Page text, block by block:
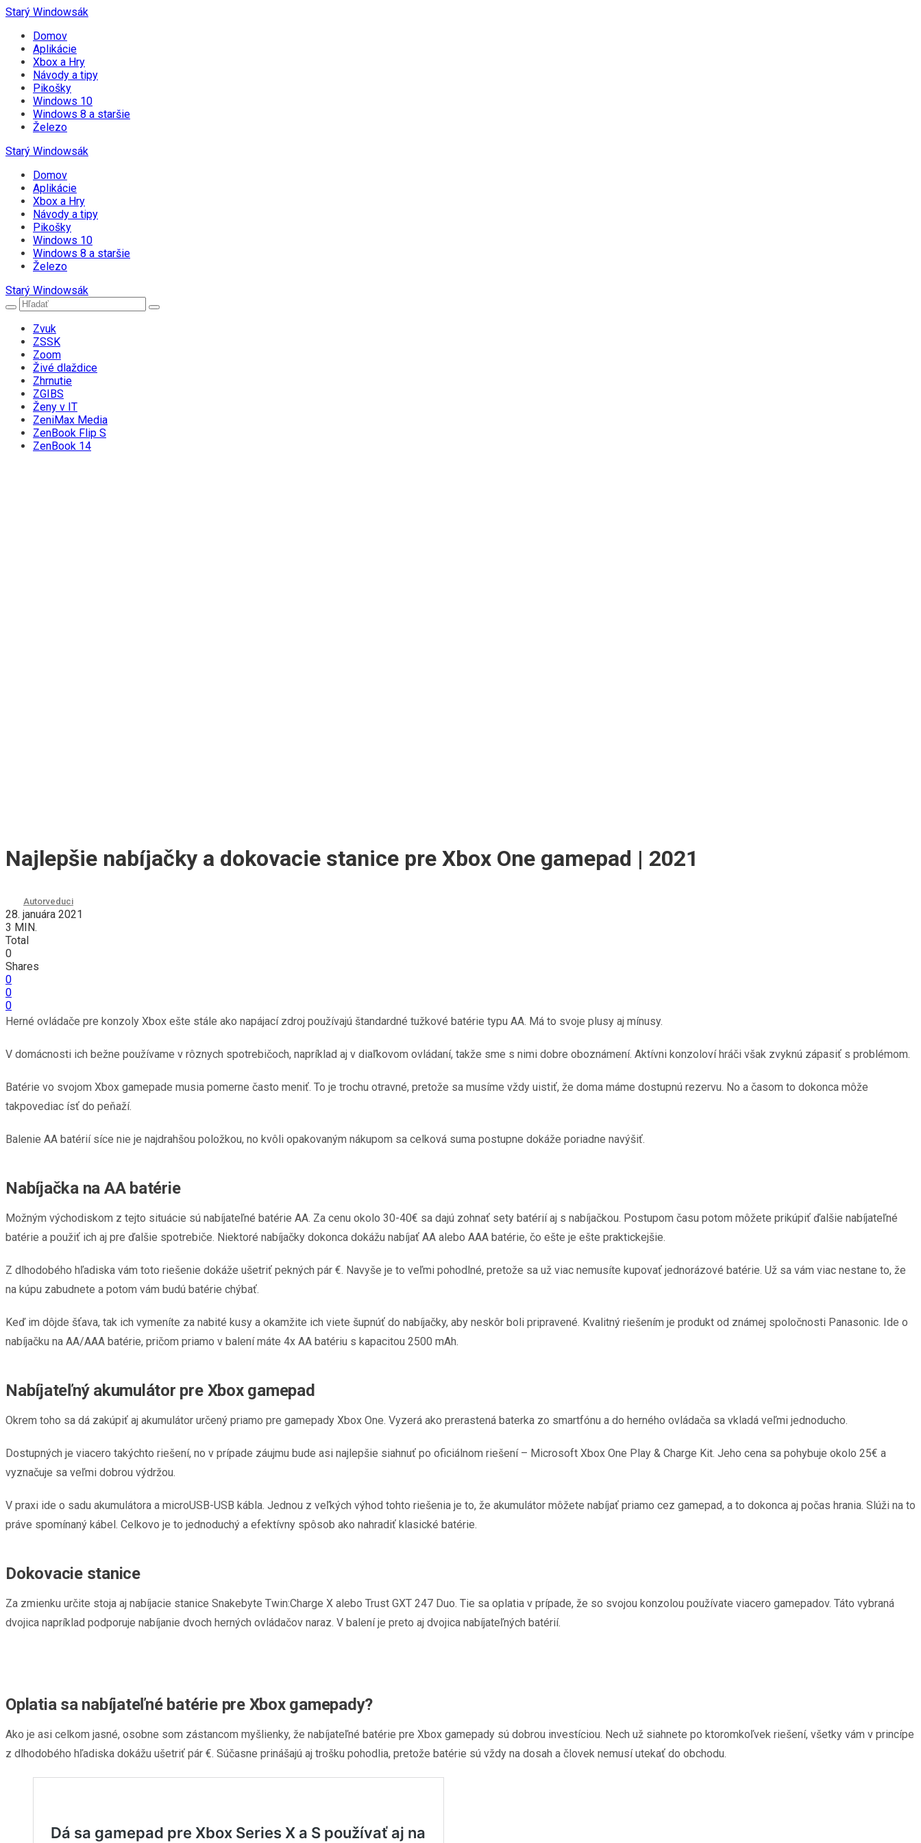
Starý Windowsák
Domov
Aplikácie
Xbox a Hry
Návody a tipy
Pikošky
Windows 10
Windows 8 a staršie
Železo
Starý Windowsák
Domov
Aplikácie
Xbox a Hry
Návody a tipy
Pikošky
Windows 10
Windows 8 a staršie
Železo
Starý Windowsák
Zvuk
ZSSK
Zoom
Živé dlaždice
Zhrnutie
ZGIBS
Ženy v IT
ZeniMax Media
ZenBook Flip S
ZenBook 14
Najlepšie nabíjačky a dokovacie stanice pre Xbox One gamepad | 2021
Autorveduci
28. januára 2021
3 MIN.
Total
0
Shares
0
0
0
Herné ovládače pre konzoly Xbox ešte stále ako napájací zdroj používajú štandardné tužkové batérie typu AA. Má to svoje plusy aj mínusy.
V domácnosti ich bežne používame v rôznych spotrebičoch, napríklad aj v diaľkovom ovládaní, takže sme s nimi dobre oboznámení. Aktívni konzoloví hráči však zvyknú zápasiť s problémom.
Batérie vo svojom Xbox gamepade musia pomerne často meniť. To je trochu otravné, pretože sa musíme vždy uistiť, že doma máme dostupnú rezervu. No a časom to dokonca môže
takpovediac ísť do peňaží.
Balenie AA batérií síce nie je najdrahšou položkou, no kvôli opakovaným nákupom sa celková suma postupne dokáže poriadne navýšiť.
Nabíjačka na AA batérie
Možným východiskom z tejto situácie sú nabíjateľné batérie AA. Za cenu okolo 30-40€ sa dajú zohnať sety batérií aj s nabíjačkou. Postupom času potom môžete prikúpiť ďalšie nabíjateľné
batérie a použiť ich aj pre ďalšie spotrebiče. Niektoré nabíjačky dokonca dokážu nabíjať AA alebo AAA batérie, čo ešte je ešte praktickejšie.
Z dlhodobého hľadiska vám toto riešenie dokáže ušetriť pekných pár €. Navyše je to veľmi pohodlné, pretože sa už viac nemusíte kupovať jednorázové batérie. Už sa vám viac nestane to, že
na kúpu zabudnete a potom vám budú batérie chýbať.
Keď im dôjde šťava, tak ich vymeníte za nabité kusy a okamžite ich viete šupnúť do nabíjačky, aby neskôr boli pripravené. Kvalitný riešením je produkt od známej spoločnosti Panasonic. Ide o
nabíjačku na AA/AAA batérie, pričom priamo v balení máte 4x AA batériu s kapacitou 2500 mAh.
Nabíjateľný akumulátor pre Xbox gamepad
Okrem toho sa dá zakúpiť aj akumulátor určený priamo pre gamepady Xbox One. Vyzerá ako prerastená baterka zo smartfónu a do herného ovládača sa vkladá veľmi jednoducho.
Dostupných je viacero takýchto riešení, no v prípade záujmu bude asi najlepšie siahnuť po oficiálnom riešení – Microsoft Xbox One Play & Charge Kit. Jeho cena sa pohybuje okolo 25€ a
vyznačuje sa veľmi dobrou výdržou.
V praxi ide o sadu akumulátora a microUSB-USB kábla. Jednou z veľkých výhod tohto riešenia je to, že akumulátor môžete nabíjať priamo cez gamepad, a to dokonca aj počas hrania. Slúži na to
práve spomínaný kábel. Celkovo je to jednoduchý a efektívny spôsob ako nahradiť klasické batérie.
Dokovacie stanice
Za zmienku určite stoja aj nabíjacie stanice Snakebyte Twin:Charge X alebo Trust GXT 247 Duo. Tie sa oplatia v prípade, že so svojou konzolou používate viacero gamepadov. Táto vybraná
dvojica napríklad podporuje nabíjanie dvoch herných ovládačov naraz. V balení je preto aj dvojica nabíjateľných batérií.
Oplatia sa nabíjateľné batérie pre Xbox gamepady?
Ako je asi celkom jasné, osobne som zástancom myšlienky, že nabíjateľné batérie pre Xbox gamepady sú dobrou investíciou. Nech už siahnete po ktoromkoľvek riešení, všetky vám v princípe
z dlhodobého hľadiska dokážu ušetriť pár €. Súčasne prinášajú aj trošku pohodlia, pretože batérie sú vždy na dosah a človek nemusí utekať do obchodu.